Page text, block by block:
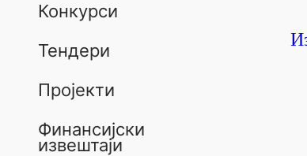
Конкурси
Тендери
Пројекти
Финансијски
извештаји